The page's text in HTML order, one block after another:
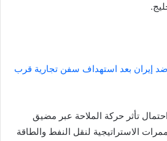
إيران بعد استهداف سفن تجارية قرب
تأثر حركة الملاحة عبر مضيق
الاستراتيجية لنقل النفط والطاقة